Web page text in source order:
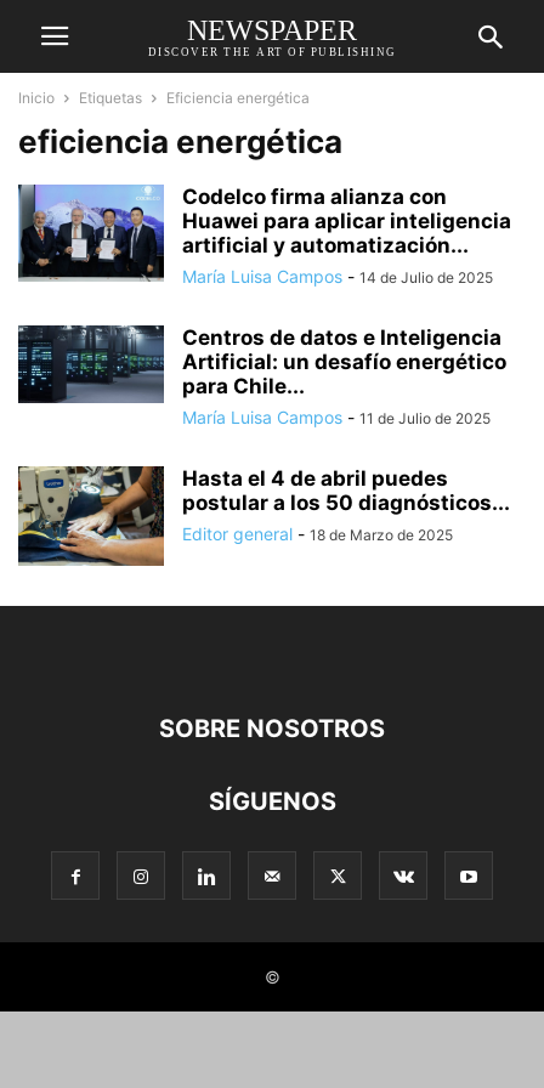
NEWSPAPER
DISCOVER THE ART OF PUBLISHING
Inicio Etiquetas Eficiencia energética
eficiencia energética
Codelco firma alianza con
Huawei para aplicar inteligencia
artificial y automatización...
María Luisa Campos - 14 de Julio de 2025
Centros de datos e Inteligencia
Artificial: un desafío energético
para Chile...
María Luisa Campos - 11 de Julio de 2025
Hasta el 4 de abril puedes
postular a los 50 diagnósticos...
Editor general - 18 de Marzo de 2025
SOBRE NOSOTROS
SÍGUENOS
©